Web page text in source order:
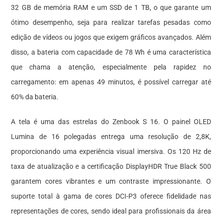
32 GB de memória RAM e um SSD de 1 TB, o que garante um
ótimo desempenho, seja para realizar tarefas pesadas como
edição de vídeos ou jogos que exigem gráficos avançados. Além
disso, a bateria com capacidade de 78 Wh é uma característica
que chama a atenção, especialmente pela rapidez no
carregamento: em apenas 49 minutos, é possível carregar até
60% da bateria.
A tela é uma das estrelas do Zenbook S 16. O painel OLED
Lumina de 16 polegadas entrega uma resolução de 2,8K,
proporcionando uma experiência visual imersiva. Os 120 Hz de
taxa de atualização e a certificação DisplayHDR True Black 500
garantem cores vibrantes e um contraste impressionante. O
suporte total à gama de cores DCI-P3 oferece fidelidade nas
representações de cores, sendo ideal para profissionais da área